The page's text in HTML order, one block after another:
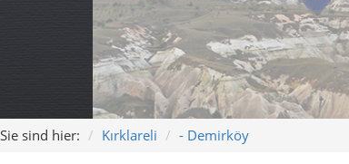
Demirköy –
Song für